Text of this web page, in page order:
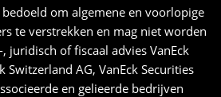
om algemene en voorlopige
te verstrekken en mag niet worden
juridisch of fiscaal advies VanEck
Switzerland AG, VanEck Securities
en gelieerde bedrijven